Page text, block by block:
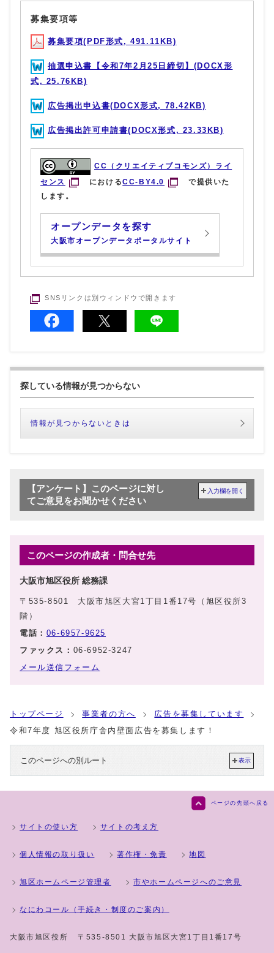
募集要項等
募集要項(PDF形式, 491.11KB)
抽選申込書【令和7年2月25日締切】(DOCX形
式, 25.76KB)
広告掲出申込書(DOCX形式, 78.42KB)
広告掲出許可申請書(DOCX形式, 23.33KB)
CC（クリエイティブコモンズ）ライ
センス
におけるCC-BY4.0
で提供いた
します。
オープンデータを探す
大阪市オープンデータポータルサイト
SNSリンクは別ウィンドウで開きます
探している情報が見つからない
情報が見つからないときは
【アンケート】このページに対し
てご意見をお聞かせください
入力欄を開く
このページの作成者・問合せ先
大阪市旭区役所 総務課
〒535-8501 大阪市旭区大宮1丁目1番17号（旭区役所3
階）
電話： 06-6957-9625
ファックス： 06-6952-3247
メール送信フォーム
トップページ 事業者の方へ
広告を募集しています
令和7年度 旭区役所庁舎内壁面広告を募集します！
このページへの別ルート 表示
ページの先頭へ戻る
サイトの使い方 サイトの考え方
個人情報の取り扱い 著作権・免責 地図
旭区ホームページ管理者 市やホームページへのご意見
なにわコール（手続き・制度のご案内）
大阪市旭区役所 〒535-8501 大阪市旭区大宮1丁目1番17号